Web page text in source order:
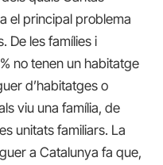
el principal problema
De les famílies i
no tenen un habitatge
d’habitatges o
viu una família, de
unitats familiars. La
a Catalunya fa que,